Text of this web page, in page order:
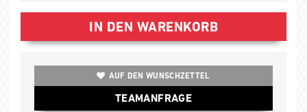
IN DEN WARENKORB
AUF DEN WUNSCHZETTEL
TEAMANFRAGE